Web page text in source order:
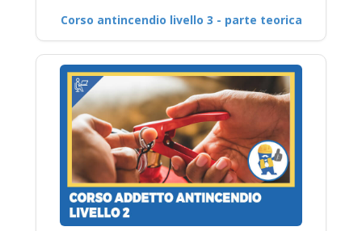
Corso antincendio livello 3 - parte teorica